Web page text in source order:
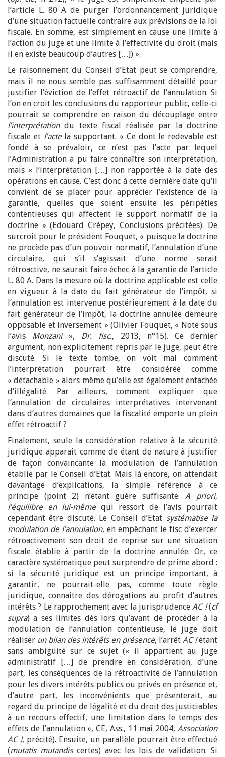
l’article L. 80 A de purger l’ordonnancement juridique
d’une situation factuelle contraire aux prévisions de la loi
fiscale. En somme, est simplement en cause une limite à
l’action du juge et une limite à l’effectivité du droit (mais
il en existe beaucoup d’autres […]) ».
Le raisonnement du Conseil d’Etat peut se comprendre,
mais il ne nous semble pas suffisamment détaillé pour
justifier l’éviction de l’effet rétroactif de l’annulation. Si
l’on en croit les conclusions du rapporteur public, celle-ci
pourrait se comprendre en raison du découplage entre
l’interprétationdu texte fiscal réalisée par la doctrine
fiscale et l’actela supportant. « Ce dont le redevable est
fondé à se prévaloir, ce n’est pas l’acte par lequel
l’Administration a pu faire connaître son interprétation,
mais « l’interprétation […] non rapportée à la date des
opérations en cause. C’est donc à cette dernière date qu’il
convient de se placer pour apprécier l’existence de la
garantie, quelles que soient ensuite les péripéties
contentieuses qui affectent le support normatif de la
doctrine » (Edouard Crépey, Conclusions précitées). De
surcroît pour le président Fouquet, « puisque la doctrine
ne procède pas d’un pouvoir normatif, l’annulation d’une
circulaire, qui s’il s’agissait d’une norme serait
rétroactive, ne saurait faire échec à la garantie de l’article
L. 80 A. Dans la mesure où la doctrine applicable est celle
en vigueur à la date du fait générateur de l’impôt, si
l’annulation est intervenue postérieurement à la date du
fait générateur de l’impôt, la doctrine annulée demeure
opposable et inversement » (Olivier Fouquet, « Note sous
l’avis Monzani», Dr. fisc., 2013, n°15). Ce dernier
argument, non explicitement repris par le juge, peut être
discuté. Si le texte tombe, on voit mal comment
l’interprétation pourrait être considérée comme
« détachable » alors même qu’elle est également entachée
d’illégalité. Par ailleurs, comment expliquer que
l’annulation de circulaires interprétatives intervenant
dans d’autres domaines que la fiscalité emporte un plein
effet rétroactif ?
Finalement, seule la considération relative à la sécurité
juridique apparaît comme de étant de nature à justifier
de façon convaincante la modulation de l’annulation
établie par le Conseil d’Etat. Mais là encore, on attendait
davantage d’explications, la simple référence à ce
principe (point 2) n’étant guère suffisante.A priori,
l’équilibre en lui-mêmequi ressort de l’avis pourrait
cependant être discuté. Le Conseil d’Etat systématise la
modulation de l’annulation, en empêchant le fisc d’exercer
rétroactivement son droit de reprise sur une situation
fiscale établie à partir de la doctrine annulée. Or, ce
caractère systématique peut surprendre de prime abord :
si la sécurité juridique est un principe important, à
garantir, ne pourrait-elle pas, comme toute règle
juridique, connaître des dérogations au profit d’autres
intérêts ? Le rapprochement avec la jurisprudenceAC !(cf
supra) a ses limites dès lors qu’avant de procéder à la
modulation de l’annulation contentieuse, le juge doit
réaliser un bilan des intérêts en présence, l’arrêt AC !étant
sans ambigüité sur ce sujet (« il appartient au juge
administratif […] de prendre en considération, d’une
part, les conséquences de la rétroactivité de l’annulation
pour les divers intérêts publics ou privés en présence et,
d’autre part, les inconvénients que présenterait, au
regard du principe de légalité et du droit des justiciables
à un recours effectif, une limitation dans le temps des
effets de l’annulation », CE, Ass., 11 mai 2004, Association
AC !, précité). Ensuite, un parallèle pourrait être effectué
(mutatis mutandiscertes) avec les lois de validation. Si